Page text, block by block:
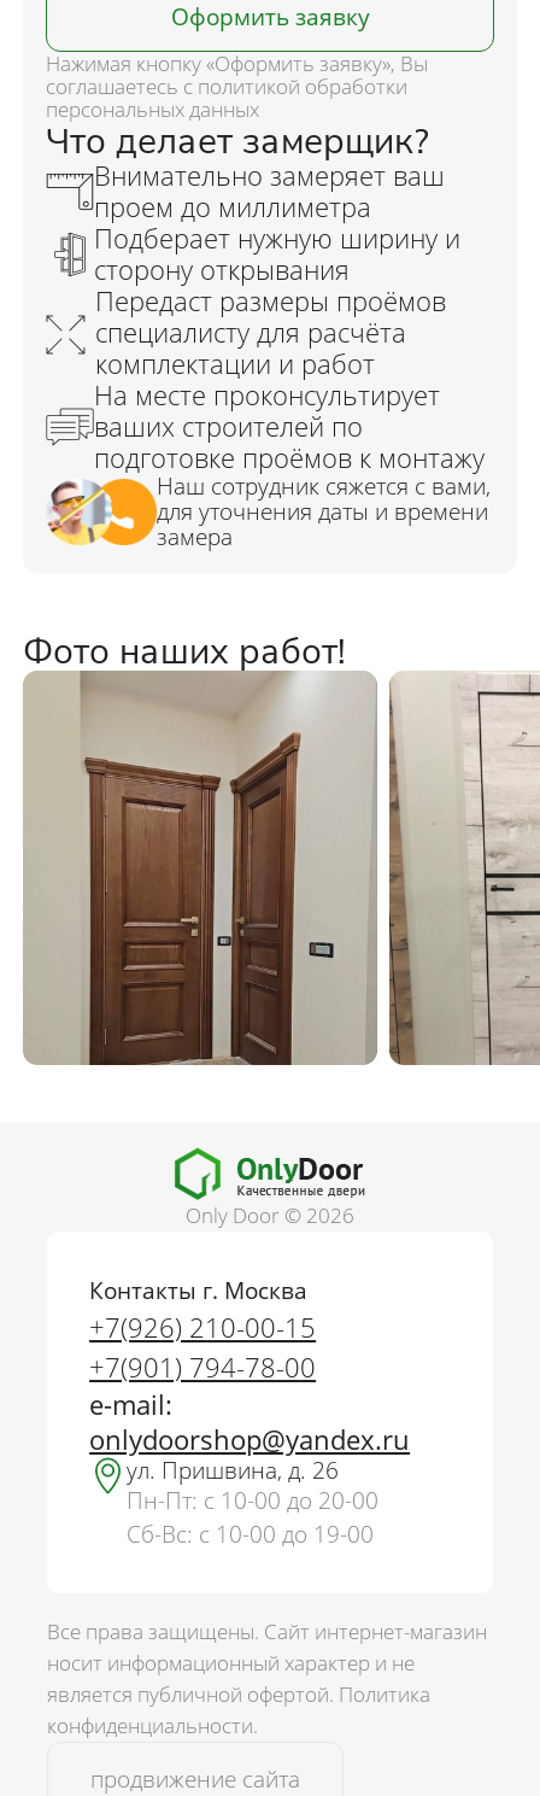
г. Москва
+7(926) 210-00-15
+7(901) 794-78-00
Оформить заявку
Нажимая кнопку «Оформить заявку», Вы
соглашаетесь с политикой обработки
персональных данных
Фото наших работ!
Only Door © 2026
Контакты г. Москва
+7(926) 210-00-15
+7(901) 794-78-00
e-mail:
onlydoorshop@yandex.ru
ул. Пришвина, д. 26
Пн-Пт: с 10-00 до 20-00
Сб-Вс: с 10-00 до 19-00
Все права защищены. Сайт интернет-магазин
носит информационный характер и не
является публичной офертой. Политика
конфиденциальности.
продвижение сайта